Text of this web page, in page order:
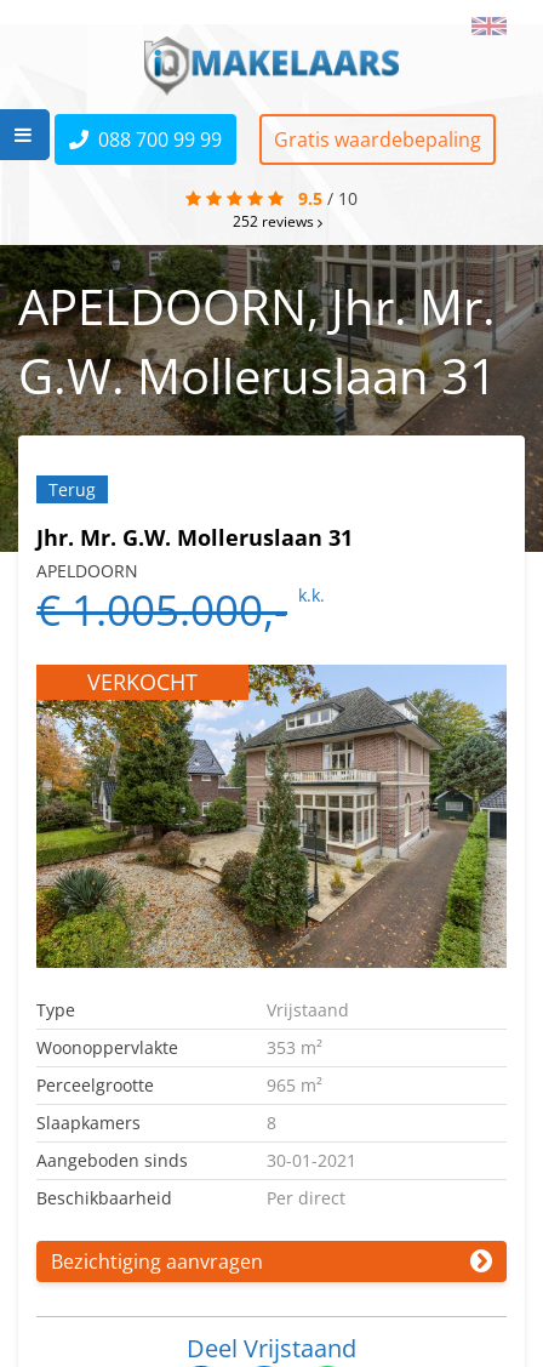
088 700 99 99 Gratis waardebepaling
9.5 / 10
252 reviews
APELDOORN, Jhr. Mr.
G.W. Molleruslaan 31
Terug
Jhr. Mr. G.W. Molleruslaan 31
APELDOORN
€ 1.005.000,- k.k.
VERKOCHT
Type
Vrijstaand
Woonoppervlakte
353 m²
Perceelgrootte
965 m²
Slaapkamers
8
Aangeboden sinds
30-01-2021
Beschikbaarheid
Per direct
Bezichtiging aanvragen
Deel Vrijstaand